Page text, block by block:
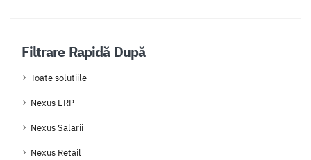
Filtrare Rapidă După
Toate solutiile
Nexus ERP
Nexus Salarii
Nexus Retail